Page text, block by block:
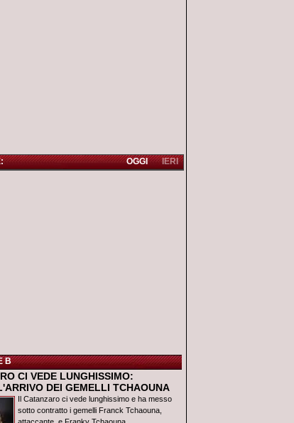
IERI
OGGI
B
CI VEDE LUNGHISSIMO:
DEI GEMELLI TCHAOUNA
Il Catanzaro ci vede lunghissimo e ha messo
sotto contratto i gemelli Franck Tchaouna,